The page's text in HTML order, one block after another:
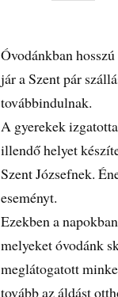
Óvodánkban
jár a Szent pár
továbbindulnak.
A gyerekek
illendő helyet
Szent Józsefnek.
eseményt.
Ezekben a
melyeket óvodánk
meglátogatott
tovább az áldást